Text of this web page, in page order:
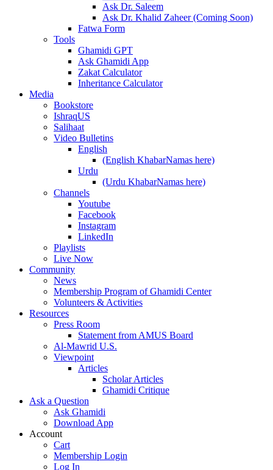
Ask Dr. Saleem
Ask Dr. Khalid Zaheer (Coming Soon)
Fatwa Form
Tools
Ghamidi GPT
Ask Ghamidi App
Zakat Calculator
Inheritance Calculator
Media
Bookstore
IshraqUS
Salihaat
Video Bulletins
English
(English KhabarNamas here)
Urdu
(Urdu KhabarNamas here)
Channels
Youtube
Facebook
Instagram
LinkedIn
Playlists
Live Now
Community
News
Membership Program of Ghamidi Center
Volunteers & Activities
Resources
Press Room
Statement from AMUS Board
Al-Mawrid U.S.
Viewpoint
Articles
Scholar Articles
Ghamidi Critique
Ask a Question
Ask Ghamidi
Download App
Account
Cart
Membership Login
Log In